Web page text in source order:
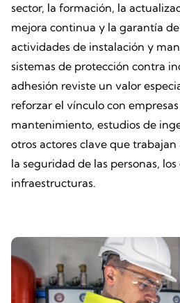
sector, la formación, la
mejora continua y la garantía
actividades de instalación y
sistemas de protección contra
adhesión reviste un valor
reforzar el vínculo con
mantenimiento, estudios de
otros actores clave que
la seguridad de las personas, los
infraestructuras.